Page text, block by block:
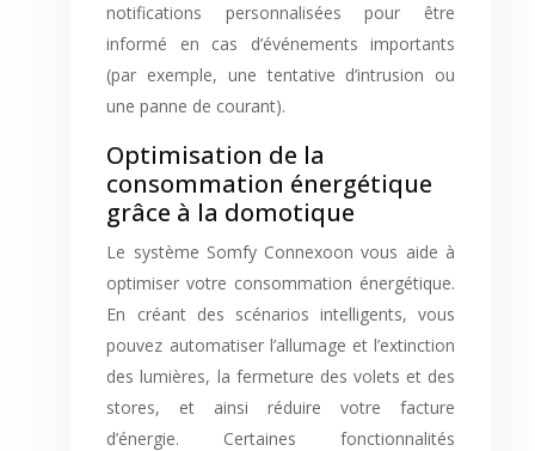
notifications personnalisées pour être
informé en cas d’événements importants
(par exemple, une tentative d’intrusion ou
une panne de courant).
Optimisation de la
consommation énergétique
grâce à la domotique
Le système Somfy Connexoon vous aide à
optimiser votre consommation énergétique.
En créant des scénarios intelligents, vous
pouvez automatiser l’allumage et l’extinction
des lumières, la fermeture des volets et des
stores, et ainsi réduire votre facture
d’énergie. Certaines fonctionnalités